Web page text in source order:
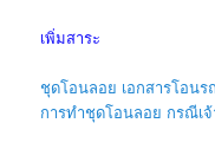
เพิ่มสาระ
ชุดโอนลอย เอกสารโอนร
การทำชุดโอนลอย กรณีเ